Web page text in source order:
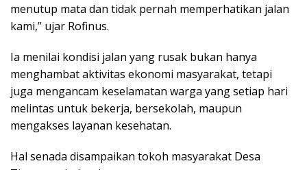
menutup mata dan tidak pernah memperhatikan jalan
kami,” ujar Rofinus.
Ia menilai kondisi jalan yang rusak bukan hanya
menghambat aktivitas ekonomi masyarakat, tetapi
juga mengancam keselamatan warga yang setiap hari
melintas untuk bekerja, bersekolah, maupun
mengakses layanan kesehatan.
Hal senada disampaikan tokoh masyarakat Desa